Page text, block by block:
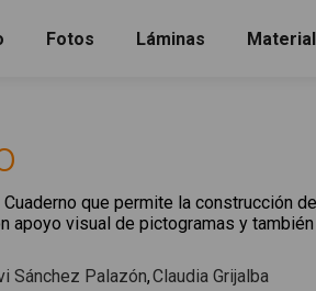
Fotos Láminas
Cuaderno que permite la construcción
apoyo visual de pictogramas y
Sánchez Palazón Claudia Grijalba